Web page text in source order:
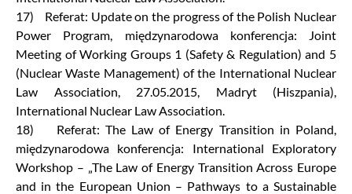
17) Referat: Update on the progress of the Polish Nuclear
Power Program, międzynarodowa konferencja: Joint
Meeting of Working Groups 1 (Safety & Regulation) and 5
(Nuclear Waste Management) of the International Nuclear
Law Association, 27.05.2015, Madryt (Hiszpania),
International Nuclear Law Association.
18) Referat: The Law of Energy Transition in Poland,
międzynarodowa konferencja: International Exploratory
Workshop – „The Law of Energy Transition Across Europe
and in the European Union – Pathways to a Sustainable